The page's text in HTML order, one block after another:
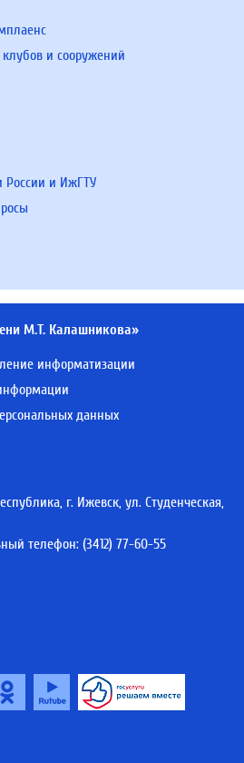
и сооружений
России и ИжГТУ
М.Т. Калашникова»
информатизации
данных
г. Ижевск, ул. Студенческая,
телефон: (3412) 77-60-55